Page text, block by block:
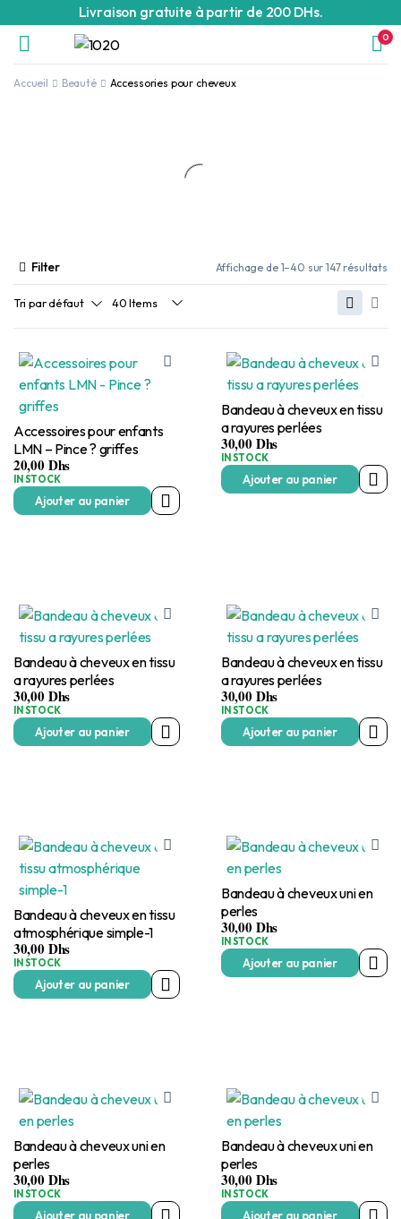
Livraison gratuite à partir de 200 DHs.
0
Accueil Beauté Accessories pour cheveux
Filter Affichage de 1–40 sur 147 résultats
Accessoires pour enfants
LMN – Pince ? griffes
20,00Dhs
IN STOCK
Ajouter au panier
Bandeau à cheveux en tissu
a rayures perlées
30,00Dhs
IN STOCK
Ajouter au panier
Bandeau à cheveux en tissu
a rayures perlées
30,00Dhs
IN STOCK
Ajouter au panier
Bandeau à cheveux en tissu
a rayures perlées
30,00Dhs
IN STOCK
Ajouter au panier
Bandeau à cheveux en tissu
atmosphérique simple-1
30,00Dhs
IN STOCK
Ajouter au panier
Bandeau à cheveux uni en
perles
30,00Dhs
IN STOCK
Ajouter au panier
Bandeau à cheveux uni en
perles
30,00Dhs
IN STOCK
Ajouter au panier
Bandeau à cheveux uni en
perles
30,00Dhs
IN STOCK
Ajouter au panier